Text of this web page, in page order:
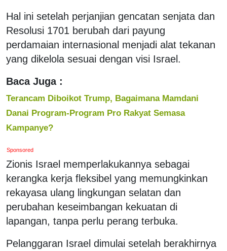
Hal ini setelah perjanjian gencatan senjata dan
Resolusi 1701 berubah dari payung
perdamaian internasional menjadi alat tekanan
yang dikelola sesuai dengan visi Israel.
Baca Juga :
Terancam Diboikot Trump, Bagaimana Mamdani
Danai Program-Program Pro Rakyat Semasa
Kampanye?
Sponsored
Zionis Israel memperlakukannya sebagai
kerangka kerja fleksibel yang memungkinkan
rekayasa ulang lingkungan selatan dan
perubahan keseimbangan kekuatan di
lapangan, tanpa perlu perang terbuka.
Pelanggaran Israel dimulai setelah berakhirnya